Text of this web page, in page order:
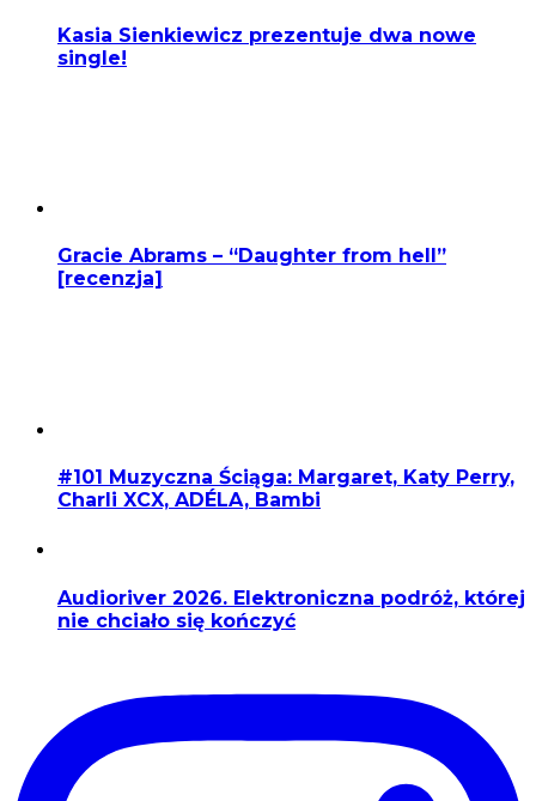
Kasia Sienkiewicz prezentuje dwa nowe
single!
Gracie Abrams – “Daughter from hell”
[recenzja]
#101 Muzyczna Ściąga: Margaret, Katy Perry,
Charli XCX, ADÉLA, Bambi
Audioriver 2026. Elektroniczna podróż, której
nie chciało się kończyć